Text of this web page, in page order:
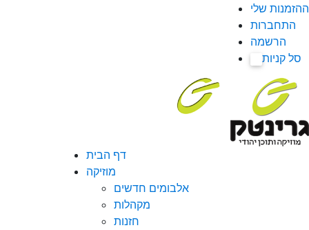
ההזמנות שלי
התחברות
הרשמה
סל קניות
דף הבית
מוזיקה
אלבומים חדשים
מקהלות
חזנות